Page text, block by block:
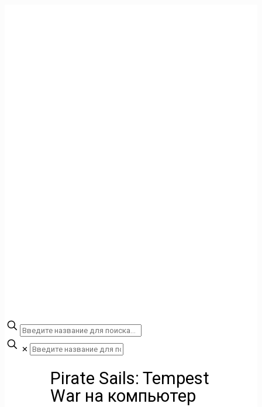
✕
Pirate Sails: Tempest
War на компьютер